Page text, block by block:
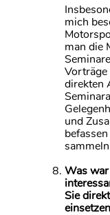
mich
man die
Vorträge
direkten
und
Was
Sie